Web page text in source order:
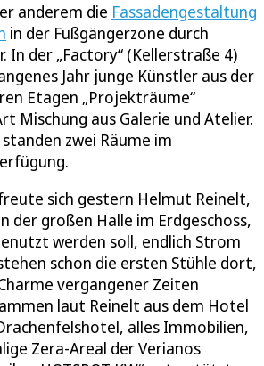
anderem die Fassadengestaltung
in der Fußgängerzone durch
In der „Factory“ (Kellerstraße 4)
Jahr junge Künstler aus der
Etagen „Projekträume“
Mischung aus Galerie und Atelier.
zwei Räume im
sich gestern Helmut Reinelt,
der großen Halle im Erdgeschoss,
werden soll, endlich Strom
schon die ersten Stühle dort,
vergangener Zeiten
laut Reinelt aus dem Hotel
alles Immobilien,
Zera-Areal der Verianos